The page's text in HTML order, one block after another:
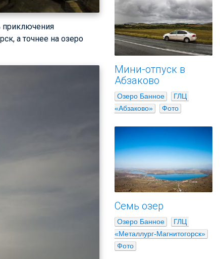
приключения
а точнее на озеро
Мини-отпуск в
Абзаково
Озеро Банное
ГЛЦ
«Абзаково»
Фото
Семь озер
Озеро Банное
ГЛЦ
«Металлург-Магнитогорск»
Фото